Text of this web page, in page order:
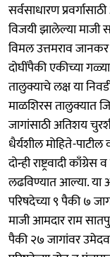
सर्वसाधारण
विजयी झालेल्या माजी
विमल उत्तमराव
दोघींपैकी एकीच्या
तालुक्याचे लक्ष या
माळशिरस तालुक्यात
जागांसाठी अतिशय
धैर्यशील मोहिते-
दोन्ही राष्ट्रवादी
लढविण्यात आल्या. या
परिषदेच्या ९ पैकी ७
माजी आमदार राम
पैकी २७ जागांवर